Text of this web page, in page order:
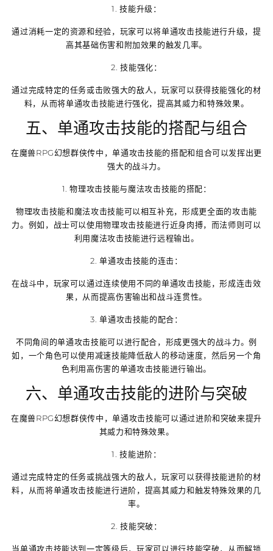
1. 技能升级：
通过消耗一定的资源和经验，玩家可以将单通攻击技能进行升级，提
高其基础伤害和附加效果的触发几率。
2. 技能强化：
通过完成特定的任务或击败强大的敌人，玩家可以获得技能强化的材
料，从而将单通攻击技能进行强化，提高其威力和特殊效果。
五、单通攻击技能的搭配与组合
在魔兽RPG幻想群侠传中，单通攻击技能的搭配和组合可以发挥出更
强大的战斗力。
1. 物理攻击技能与魔法攻击技能的搭配：
物理攻击技能和魔法攻击技能可以相互补充，形成更全面的攻击能
力。例如，战士可以使用物理攻击技能进行近身肉搏，而法师则可以
利用魔法攻击技能进行远程输出。
2. 单通攻击技能的连击：
在战斗中，玩家可以通过连续使用不同的单通攻击技能，形成连击效
果，从而提高伤害输出和战斗连贯性。
3. 单通攻击技能的配合：
不同角间的单通攻击技能可以进行配合，形成更强大的战斗力。例
如，一个角色可以使用减速技能降低敌人的移动速度，然后另一个角
色利用高伤害的单通攻击技能进行输出。
六、单通攻击技能的进阶与突破
在魔兽RPG幻想群侠传中，单通攻击技能可以通过进阶和突破来提升
其威力和特殊效果。
1. 技能进阶：
通过完成特定的任务或挑战强大的敌人，玩家可以获得技能进阶的材
料，从而将单通攻击技能进行进阶，提高其威力和触发特殊效果的几
率。
2. 技能突破：
当单通攻击技能达到一定等级后，玩家可以进行技能突破，从而解锁